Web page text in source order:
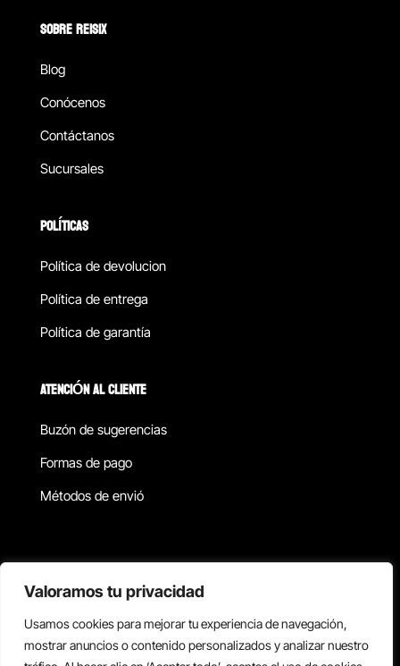
Valoramos tu privacidad
Usamos cookies para mejorar tu experiencia de navegación,
mostrar anuncios o contenido personalizados y analizar nuestro
SOBRE REISIX
Blog
Conócenos
Contáctanos
Sucursales
POLÍTICAS
Política de devolucion
Política de entrega
Política de garantía
ATENCIÓN AL CLIENTE
Buzón de sugerencias
Formas de pago
Métodos de envió
Copyright © 2026 Reisix. Todos los derechos reservados.